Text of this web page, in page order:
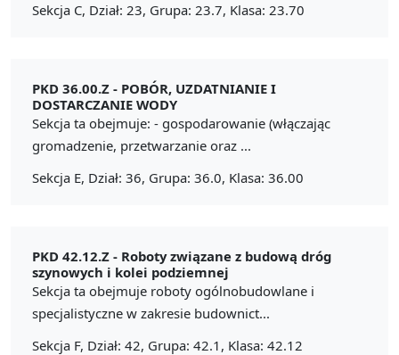
Sekcja C, Dział: 23, Grupa: 23.7, Klasa: 23.70
PKD 36.00.Z - POBÓR, UZDATNIANIE I
DOSTARCZANIE WODY
Sekcja ta obejmuje: - gospodarowanie (włączając
gromadzenie, przetwarzanie oraz ...
Sekcja E, Dział: 36, Grupa: 36.0, Klasa: 36.00
PKD 42.12.Z - Roboty związane z budową dróg
szynowych i kolei podziemnej
Sekcja ta obejmuje roboty ogólnobudowlane i
specjalistyczne w zakresie budownict...
Sekcja F, Dział: 42, Grupa: 42.1, Klasa: 42.12